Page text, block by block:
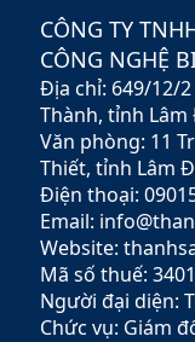
CÔNG TY
CÔNG NGHỆ
Địa chỉ: 649/12/
Thành, tỉnh
Văn phòng: 11
Thiết, tỉnh Lâm
Điện thoại:
Email:
Website:
Mã số thuế:
Người đại diện:
Chức vụ: Giám